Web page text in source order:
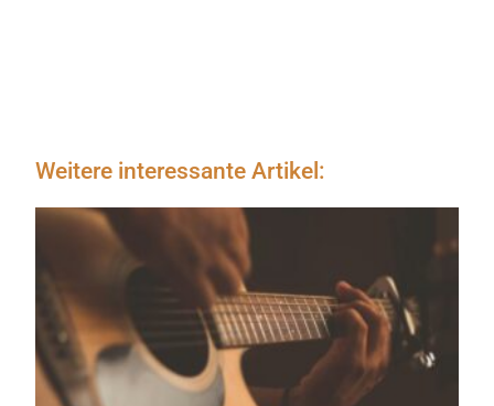
Weitere interessante Artikel: